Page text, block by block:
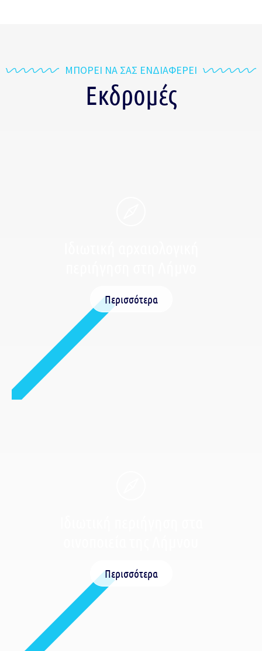
ΜΠΟΡΕΙ ΝΑ ΣΑΣ ΕΝΔΙΑΦΕΡΕΙ
Εκδρομές
Περισσότερα
Περισσότερα